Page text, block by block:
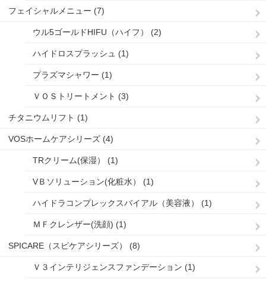
フェイシャルメニュー (7)
ウル5ゴールドHIFU（ハイフ） (2)
ハイドロスプラッシュ (1)
プラズマシャワー (1)
ＶＯＳトリートメント (3)
チタニウムリフト (1)
VOSホームケアシリーズ (4)
TRクリーム(保湿） (1)
VＢソリューション(化粧水） (1)
ハイドラコンプレックスバイアル（美容液） (1)
ＭＦクレンザー(洗顔) (1)
SPICARE（スピケアシリーズ） (8)
Ｖ３インテリジェンスファンデーション (1)